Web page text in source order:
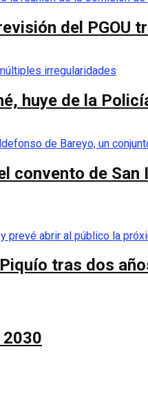
del PGOU
huye de la
convento de
tras dos
2030